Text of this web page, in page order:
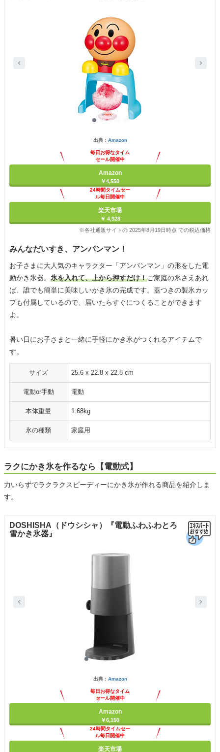
出典： Amazon
毎日お得なタイム
セール開催中
Amazon
￥4,550
24時間タイムセー
ル毎日開催中
楽天市場
￥ 4,928
※各社通販サイトの 2025年8月19日時点 での税込価格
みんなだいすき、アンパンマン！
お子さまに大人気のキャラクター「アンパンマン」の形をした電
動かき氷器。 氷を入れて、上から押すだけ！ご家庭の氷さえあれ
ば、誰でも簡単に美味しいかき氷の完成です。蓋つきの製氷カッ
プも付属しているので、届いたらすぐにつくることができます
よ。
暑い日にお子さまと一緒に手軽にかき氷がつくれるアイテムで
す。
サイズ 25.6 x 22.8 x 22.8 cm
電動or手動 電動
本体重量 ‎1.68kg
氷の種類 家庭用
ラクにかき氷を作るなら【電動式】
力いらずでラクラクスピーディーにかき氷が作れる商品を紹介しま
す。
DOSHISHA（ドウシシャ）『電動ふわふわとろ
雪かき氷器』
出典： Amazon
毎日お得なタイム
セール開催中
Amazon
￥6,150
24時間タイムセー
ル毎日開催中
楽天市場